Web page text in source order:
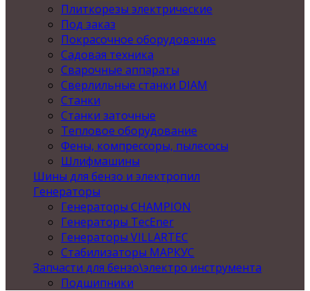
Плиткорезы электрические
Под заказ
Покрасочное оборудование
Садовая техника
Сварочные аппараты
Сверлильные станки DIAM
Станки
Станки заточные
Тепловое оборудование
Фены, компрессоры, пылесосы
Шлифмашины
Шины для бензо и электропил
Генераторы
Генераторы CHAMPION
Генераторы TecEner
Генераторы VILLARTEC
Стабилизаторы МАРКУС
Запчасти для бензо\электро инструмента
Подшипники